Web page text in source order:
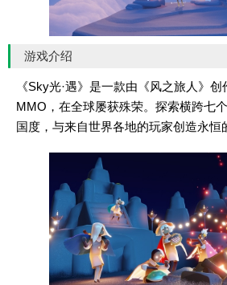
游戏介绍
《Sky光·遇》是一款由《风之旅人》
MMO，在全球屡获殊荣。探索横跨七
国度，与来自世界各地的玩家创造永恒